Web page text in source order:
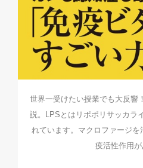
世界一受けたい授業でも大反響
説。LPSとはリポポリサッカラ
れています。マクロファージ
疫活性作用が